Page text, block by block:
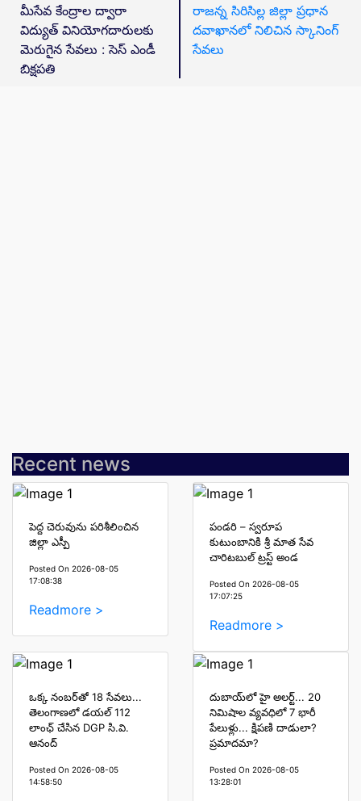
మీసేవ కేంద్రాల ద్వారా
విద్యుత్ వినియోగదారులకు
మెరుగైన సేవలు : సెస్ ఎండీ
బిక్షపతి
రాజన్న సిరిసిల్ల జిల్లా ప్రధాన
దవాఖానలో నిలిచిన స్కానింగ్
సేవలు
Recent news
పెద్ద చెరువును పరిశీలించిన
జిల్లా ఎస్పీ
Posted On 2026-08-05
17:08:38
Readmore >
పండరి – స్వరూప
కుటుంబానికి శ్రీ మాత సేవ
చారిటబుల్ ట్రస్ట్ అండ
Posted On 2026-08-05
17:07:25
Readmore >
ఒక్క నంబర్‌తో 18 సేవలు...
తెలంగాణలో డయల్ 112
లాంఛ్ చేసిన DGP సి.వి.
ఆనంద్
Posted On 2026-08-05
14:58:50
దుబాయ్‌లో హై అలర్ట్... 20
నిమిషాల వ్యవధిలో 7 భారీ
పేలుళ్లు... క్షిపణి దాడులా?
ప్రమాదమా?
Posted On 2026-08-05
13:28:01